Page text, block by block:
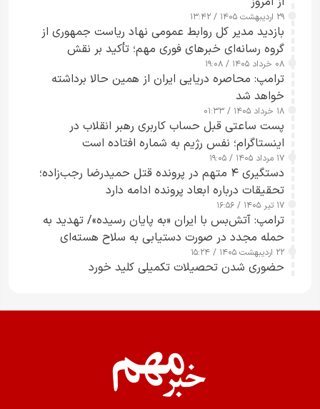
۲۹ اردیبهشت ۱۴۰۵ / ۱۳:۴۲
بازدید مدیر کل روابط عمومی نهاد ریاست جمهوری از
گروه رسانه‌ای خبرهای فوری مهم؛ تأکید بر نقش
رسانه‌های هوشمند و مسئول در ارتقای آگاهی عمومی
۰۸ خرداد ۱۴۰۵ / ۱۹:۰۸
ترامپ: محاصره دریایی ایران از همین حالا برداشته
خواهد شد
۱۸ خرداد ۱۴۰۵ / ۰۱:۳۳
پست ساعتی قبل حساب کاربری رهبر انقلاب در
اینستاگرام؛ نفس رژیم به شماره افتاده است​
۱۷ مرداد ۱۴۰۵ / ۱۹:۰۵
دستگیری ۴ متهم در پرونده قتل حمیدرضا رجب‌زاده؛
تحقیقات درباره ابعاد پرونده ادامه دارد
۱۷ تیر ۱۴۰۵ / ۱۶:۵۶
ترامپ: آتش‌بس با ایران «به پایان رسیده»/ تهدید به
حمله مجدد در صورت دستیابی به سلاح هسته‌ای
۲۲ اردیبهشت ۱۴۰۵ / ۱۵:۲۴
حضوری شدن تحصیلات تکمیلی کلید خورد